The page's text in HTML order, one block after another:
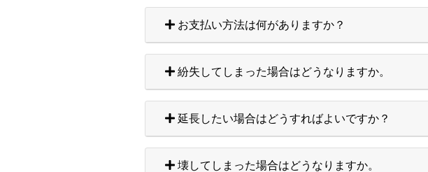
お支払い方法は何がありますか？
紛失してしまった場合はどうなりますか。
延長したい場合はどうすればよいですか？
壊してしまった場合はどうなりますか。